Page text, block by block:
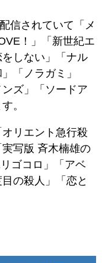
信されていて「メ
！」「新世紀エ
しない」「ナル
「ノラガミ」
ンズ」「ソードア
。
リエント急行殺
写版 斉木楠雄の
ゴコロ」「アベ
の殺人」「恋と